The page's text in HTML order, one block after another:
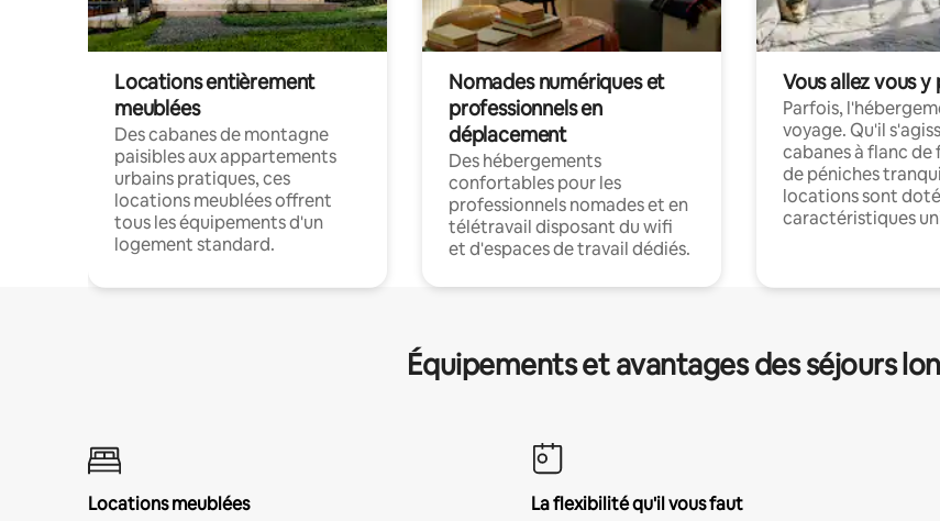
Locations entièrement
meublées
Des cabanes de montagne
paisibles aux appartements
urbains pratiques, ces
locations meublées offrent
tous les équipements d'un
logement standard.
Nomades numériques et
professionnels en
déplacement
Des hébergements
confortables pour les
professionnels nomades et en
télétravail disposant du wifi
et d'espaces de travail dédiés.
Vous allez vous y
Parfois,
voyage. Qu'il
cabanes à flanc de
de péniches
locations sont
caractéristiques
Équipements et avantages des séjours
Locations meublées
La flexibilité qu'il vous faut